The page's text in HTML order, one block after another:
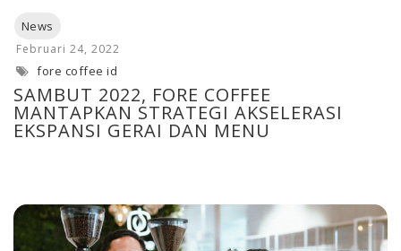
SAMBUT 2022, FORE COFFEE
MANTAPKAN STRATEGI AKSELERASI
EKSPANSI GERAI DAN MENU
fore coffee id